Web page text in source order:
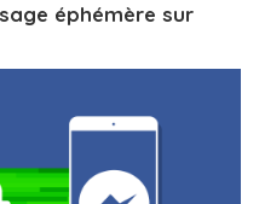
éphémère sur